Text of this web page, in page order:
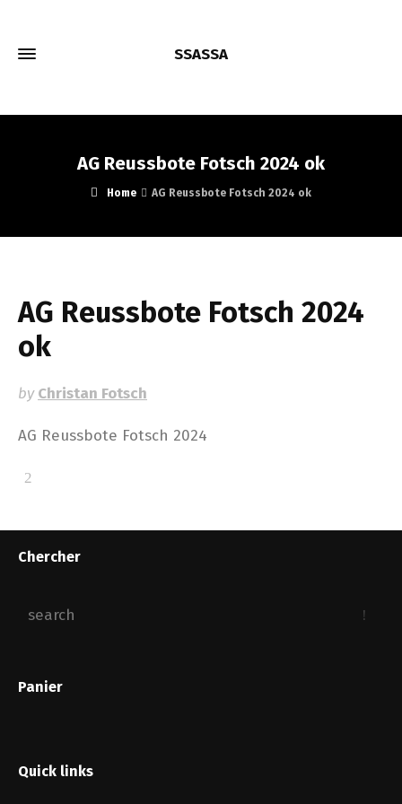
SSASSA
AG Reussbote Fotsch 2024 ok
Home AG Reussbote Fotsch 2024 ok
AG Reussbote Fotsch 2024
ok
byChristan Fotsch
AG Reussbote Fotsch 2024
Chercher
Panier
Quick links